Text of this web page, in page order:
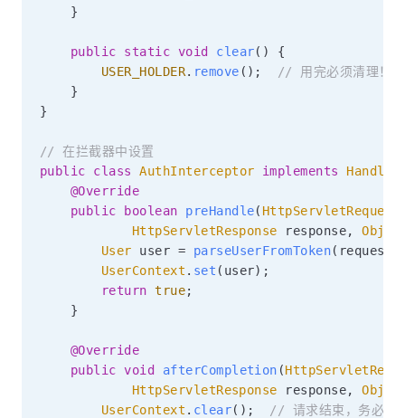
}
public static void clear( )
{
USER_HOLDER. remove ( ) ;
// 用完必须清理！
}
}
// 在拦截器中设置
public
class AuthInterceptor implements
@Override
public
boolean preHandle( HttpServletRequest
HttpServletResponse response,
User user = parseUserFromToken( request
UserContext . set ( user) ;
return true;
}
@Override
public void afterCompletion (
HttpServletResponse response,
UserContext . clear( ) ; // 请求结束，务必清